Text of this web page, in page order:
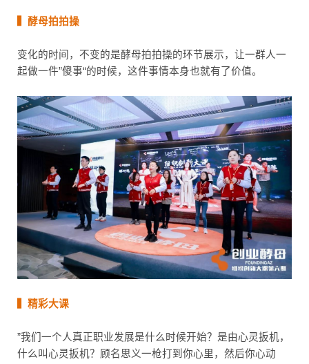
▍酵母拍拍操
变化的时间，不变的是酵母拍拍操的环节展示，让一群人一
起做一件”傻事“的时候，这件事情本身也就有了价值。
▍精彩大课
”我们一个人真正职业发展是什么时候开始？是由心灵扳机，
什么叫心灵扳机？顾名思义一枪打到你心里，然后你心动